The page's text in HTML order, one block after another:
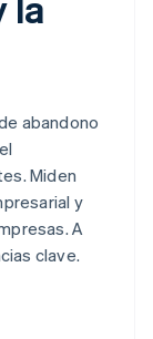
abandono
Miden
y
A
clave.